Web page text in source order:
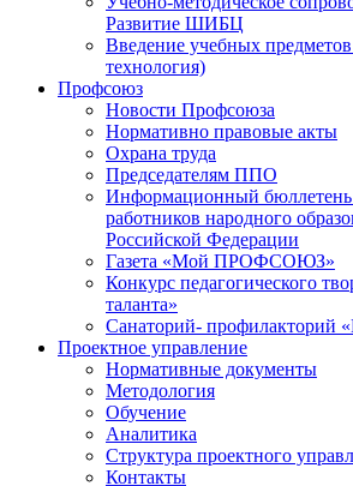
Развитие ШИБЦ
Введение учебных
технология)
Профсоюз
Новости Профсоюза
Нормативно правовые акты
Охрана труда
Председателям ППО
Информационный
работников народного
Российской Федерации
Газета «Мой ПРОФСОЮЗ»
Конкурс педагогического
таланта»
Санаторий- профилакторий
Проектное управление
Нормативные документы
Методология
Обучение
Аналитика
Структура проектного
Контакты